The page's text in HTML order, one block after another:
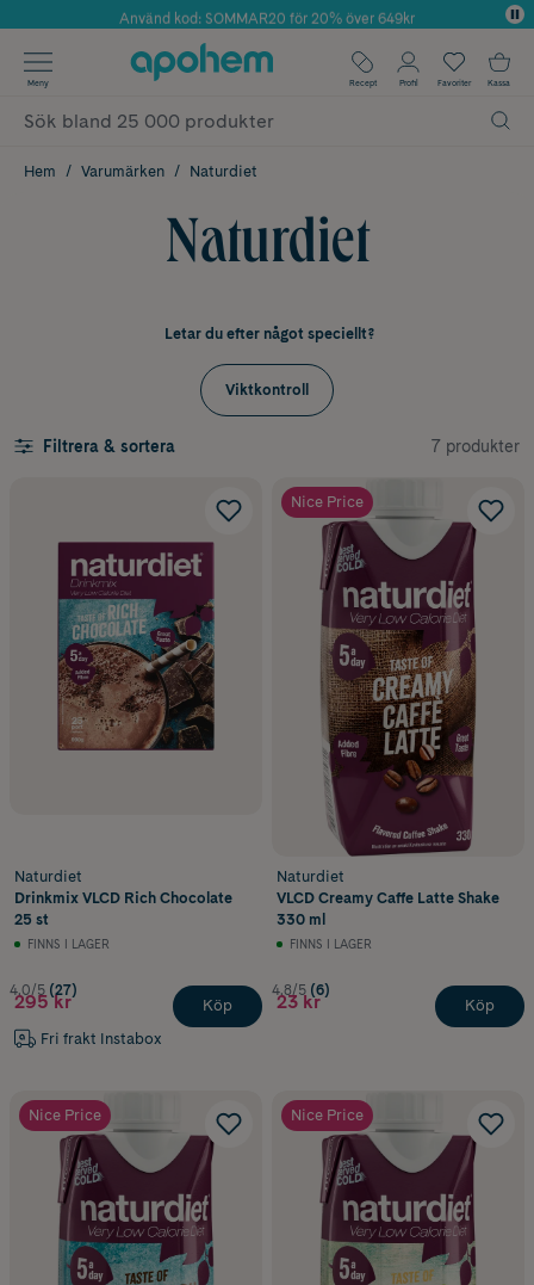
Använd kod: SOMMAR20 för 20% över 649kr
✓ Fri frakt
✓ Poäng på alla köp*
Meny Recept Profil Favoriter Kassa
Hem Varumärken Naturdiet
Naturdiet
Letar du efter något speciellt?
Viktkontroll
Filtrera & sortera 7 produkter
Naturdiet
Drinkmix VLCD Rich Chocolate
25 st
FINNS I LAGER
4.0/5 (27)
295 kr
Fri frakt Instabox
Köp
Nice Price
Naturdiet
VLCD Creamy Caffe Latte Shake
330 ml
FINNS I LAGER
4.8/5 (6)
23 kr Köp
Nice Price Nice Price